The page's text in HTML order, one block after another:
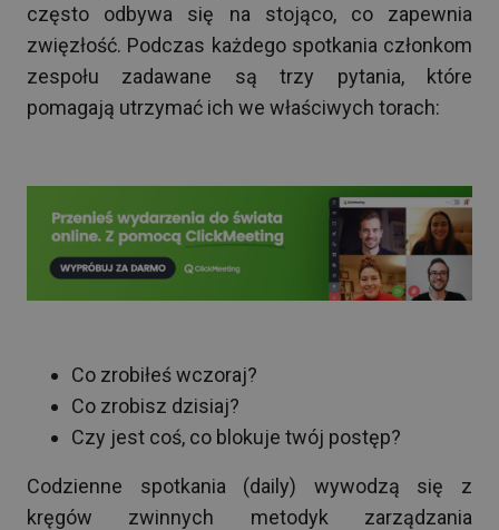
często odbywa się na stojąco, co zapewnia
zwięzłość. Podczas każdego spotkania członkom
zespołu zadawane są trzy pytania, które
pomagają utrzymać ich we właściwych torach:
Co zrobiłeś wczoraj?
Co zrobisz dzisiaj?
Czy jest coś, co blokuje twój postęp?
Codzienne spotkania (daily) wywodzą się z
kręgów zwinnych metodyk zarządzania